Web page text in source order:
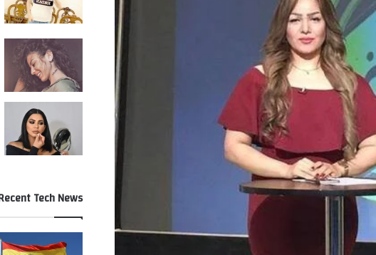
Tech News